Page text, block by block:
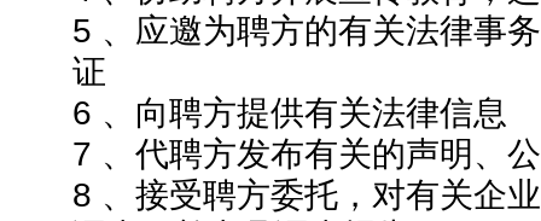
5 、应邀为聘方的有关法律事
证
6 、向聘方提供有关法律信息
7 、代聘方发布有关的声明、
8 、接受聘方委托，对有关企